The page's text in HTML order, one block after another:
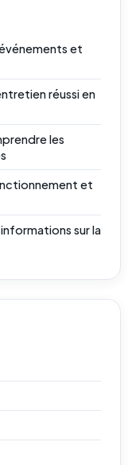
et
réussi en
les
et
sur la